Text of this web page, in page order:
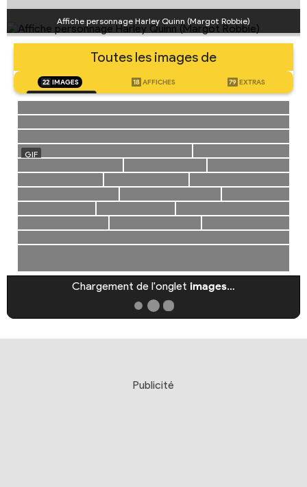
Affiche personnage Harley Quinn (Margot Robbie)
Toutes les images de
22 IMAGES 18 AFFICHES 79 EXTRAS
Chargement de l'onglet images…
Publicité